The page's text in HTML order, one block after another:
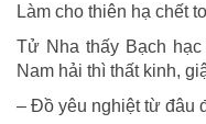
Làm cho thiên hạ chết
Tử Nha thấy Bạch
Nam hải thì thất kinh,
– Ðồ yêu nghiệt từ đâu